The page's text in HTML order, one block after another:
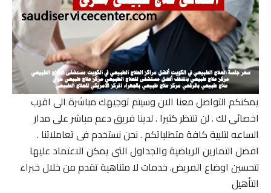
يمكنكم التواصل معنا الان وسيتم توجيهك مباشرة الى اقرب
اخصائى لك . لن تنتظر كثيرا . لدينا فريق دعم مباشر على مدار
الساعه لتلبية كافة متطلباتكم . نحن نستخدم فى تعاملاتنا .
افضل التمارين الرياضية والجداول التى يمكن الاعتماد عليها
لتحسين اوضاع المريض. خدمات لا متناهية تقدم من خلال خبراء
التأهيل